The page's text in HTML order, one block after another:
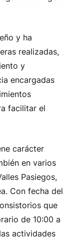
y ha
realizadas,
y
encargadas
facilitar el
carácter
en varios
Pasiegos,
Con fecha del
que
de 10:00 a
actividades